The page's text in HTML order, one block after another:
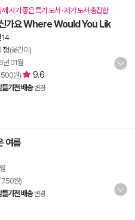
사기 좋은 특가 도서 · 저가 도서 총집합
신가요 Where Would You Lik
14
챙(옮긴이)
년 01월
500원) 9.6
들기전 배송 변경
여름
750원)
들기전 배송 변경